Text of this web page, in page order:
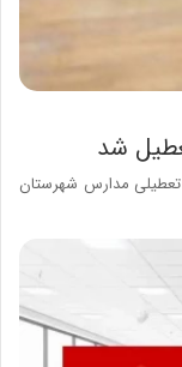
شد
تعطیلی مدارس شهرستان